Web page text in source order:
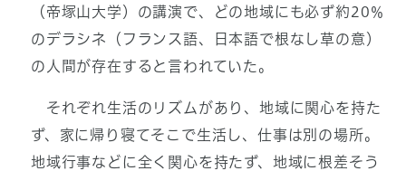
（帝塚山大学）の講演で、どの地域にも必ず約20％
のデラシネ（フランス語、日本語で根なし草の意）
の人間が存在すると言われていた。
それぞれ生活のリズムがあり、地域に関心を持た
ず、家に帰り寝てそこで生活し、仕事は別の場所。
地域行事などに全く関心を持たず、地域に根差そう